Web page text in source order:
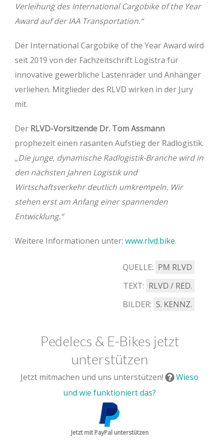
Verleihung des International Cargobike of the Year
Award auf der IAA Transportation.“
Der International Cargobike of the Year Award wird
seit 2019 von der Fachzeitschrift Logistra für
innovative gewerbliche Lastenräder und Anhänger
verliehen. Mitglieder des RLVD wirken in der Jury
mit.
Der RLVD-Vorsitzende Dr. Tom Assmann
prophezeit einen rasanten Aufstieg der Radlogistik.
„Die junge, dynamische Radlogistik-Branche wird in
den nächsten Jahren Logistik und
Wirtschaftsverkehr deutlich umkrempeln. Wir
stehen erst am Anfang einer spannenden
Entwicklung.“
Weitere Informationen unter: www.rlvd.bike.
QUELLE: PM RLVD
TEXT: RLVD / RED.
BILDER: S. KENNZ.
Pedelecs & E-Bikes jetzt
unterstützen
Jetzt mitmachen und uns unterstützen!
Wieso
und wie funktioniert das?
Jetzt mit PayPal unterstützen